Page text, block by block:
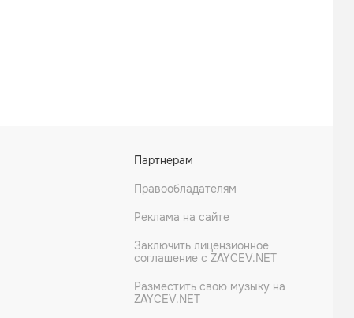
Партнерам
Правообладателям
Реклама на сайте
Заключить лицензионное
соглашение с ZAYCEV.NET
Разместить свою музыку на
ZAYCEV.NET